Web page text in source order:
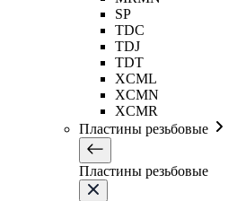
SP
TDC
TDJ
TDT
XCML
XCMN
XCMR
Пластины резьбовые
Пластины резьбовые